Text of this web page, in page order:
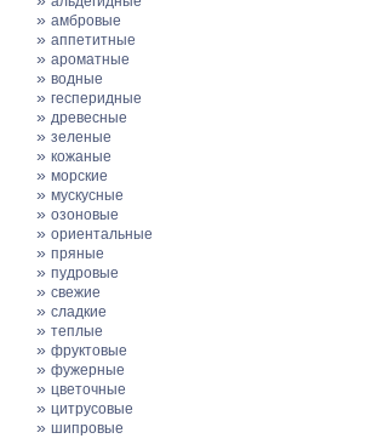
» амбровые
» аппетитные
» ароматные
» водные
» гесперидные
» древесные
» зеленые
» кожаные
» морские
» мускусные
» озоновые
» ориентальные
» пряные
» пудровые
» свежие
» сладкие
» теплые
» фруктовые
» фужерные
» цветочные
» цитрусовые
» шипровые